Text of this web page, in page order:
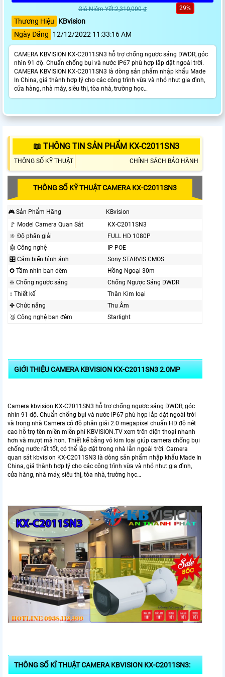
Giá Niêm Yết:2,310,000 ₫ 29%
Thương Hiệu
KBvision
Ngày Đăng
12/12/2022 11:33:16 AM
CAMERA KBVISION KX-C2011SN3 hỗ trợ chống ngược sáng DWDR, góc
nhìn 91 độ. Chuẩn chống bụi và nước IP67 phù hợp lắp đặt ngoài trời.
CAMERA KBVISION KX-C2011SN3 là dòng sản phẩm nhập khẩu Made
In China, giá thành hợp lý cho các công trình vừa và nhỏ như: gia đình,
cửa hàng, nhà máy, siêu thị, tòa nhà, trường học…
📖 THÔNG TIN SẢN PHẨM KX-C2011SN3
THÔNG SỐ KỸ THUẬT CHÍNH SÁCH BẢO HÀNH
THÔNG SỐ KỸ THUẬT CAMERA KX-C2011SN3
🎮 Sản Phẩm Hãng
KBvision
️🚩 Model Camera Quan Sát
KX-C2011SN3
🔆 Độ phân giải
FULL HD 1080P
🤖️ Công nghệ
IP POE
🎛 Cảm biến hình ảnh
Sony STARVIS CMOS
✪ Tầm nhìn ban đêm
Hồng Ngoại 30m
❇️ Chống ngược sáng
Chống Ngược Sáng DWDR
↕️ Thiết kế
Thân Kim loại
✤ Chức năng
Thu Âm
🥉 Công nghệ ban đêm
Starlight
GIỚI THIỆU CAMERA KBVISION KX-C2011SN3 2.0MP
Camera kbvision KX-C2011SN3 hỗ trợ chống ngược sáng DWDR, góc
nhìn 91 độ. Chuẩn chống bụi và nước IP67 phù hợp lắp đặt ngoài trời
và trong nhà Camera có độ phân giải 2.0 megapixel chuẩn HD độ nét
cao hỗ trợ tên miền miễn phí KBVISION.TV xem trên điện thoại nhanh
hơn và mượt mà hơn. Thiết kế bằng vỏ kim loại giúp camera chống bụi
chống nước rất tốt, có thể lắp đặt trong nhà lẫn ngoài trời. Camera
quan sát kbvision KX-C2011SN3 là dòng sản phẩm nhập khẩu Made In
China, giá thành hợp lý cho các công trình vừa và nhỏ như: gia đình,
cửa hàng, nhà máy, siêu thị, tòa nhà, trường học…
THÔNG SỐ KĨ THUẬT CAMERA KBVISION KX-C2011SN3: